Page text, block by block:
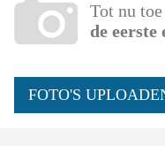
Tot nu
de
FOTO'S